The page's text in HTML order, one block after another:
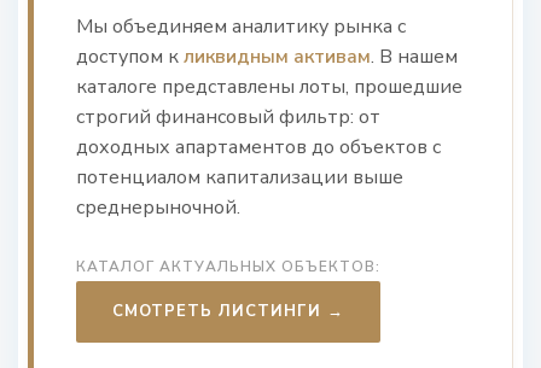
Мы объединяем аналитику рынка с
доступом кликвидным активам. В нашем
каталоге представлены лоты, прошедшие
строгий финансовый фильтр: от
доходных апартаментов до объектов с
потенциалом капитализации выше
среднерыночной.
КАТАЛОГ АКТУАЛЬНЫХ ОБЪЕКТОВ:
СМОТРЕТЬ ЛИСТИНГИ →